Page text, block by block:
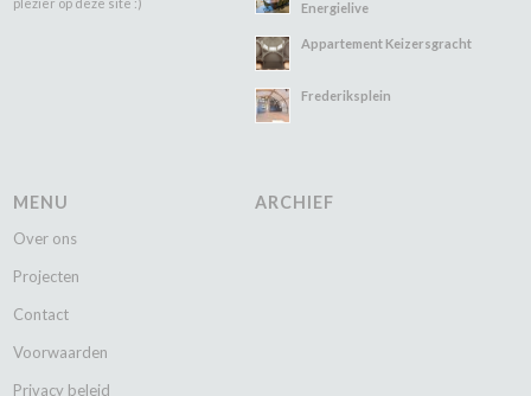
plezier op deze site :)
Energielive
Appartement Keizersgracht
Frederiksplein
MENU
Over ons
Projecten
Contact
Voorwaarden
Privacy beleid
ARCHIEF